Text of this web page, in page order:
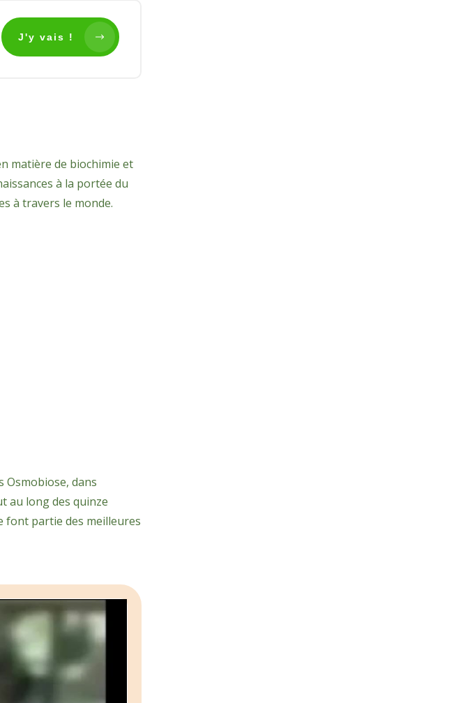
J'y vais !
matière de biochimie et
à la portée du
à travers le monde.
Osmobiose, dans
au long des quinze
font partie des meilleures